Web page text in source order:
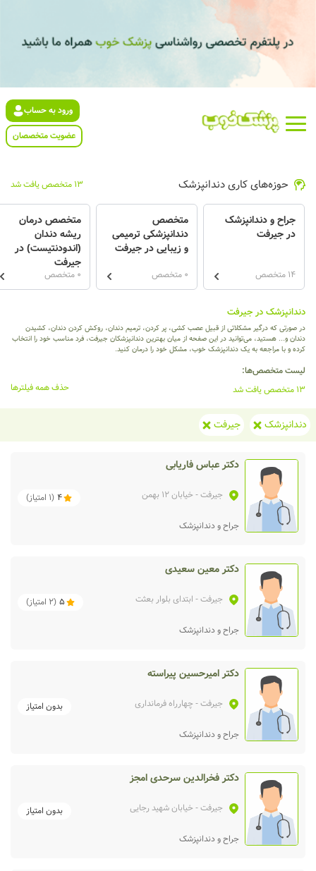
ورود به حساب
عضویت متخصصان
حوزه‌های کاری دندانپزشک 13 متخصص یافت شد
جراح و دندانپزشک
در جیرفت
14 متخصص
متخصص
دندانپزشکی ترمیمی
و زیبایی در جیرفت
0 متخصص
متخصص درمان
ریشه دندان
(اندودنتیست) در
جیرفت
0 متخصص
دندانپزشک در جیرفت
در صورتی که درگیر مشکلاتی از قبیل عصب کشی، پر کردن، ترمیم دندان، روکش کردن دندان، کشیدن
دندان و... هستید، می‌توانید در این صفحه از میان بهترین دندانپزشکان جیرفت، فرد مناسب خود را انتخاب
کرده و با مراجعه به یک دندانپزشک خوب، مشکل خود را درمان کنید.
لیست متخصص‌ها:
13 متخصص یافت شد
حذف همه فیلترها
دندانپزشک جیرفت
دکتر عباس فاریابی
جیرفت- خیابان 12 بهمن 4
(
1 امتیاز)
جراح و دندانپزشک
دکتر معین سعیدی
جیرفت- ابتدای بلوار بعثت 5
(
2 امتیاز)
جراح و دندانپزشک
دکتر امیرحسین پیراسته
جیرفت- چهارراه فرمانداری بدون امتیاز
جراح و دندانپزشک
دکتر فخرالدین سرحدی امجز
جیرفت- خیابان شهید رجایی بدون امتیاز
جراح و دندانپزشک